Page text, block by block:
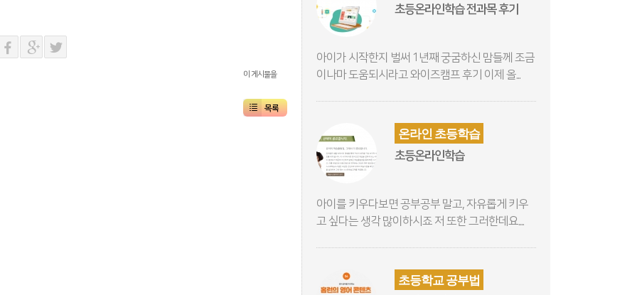
이 게시물을
목록
초등온라인학습 전과목 후기
아이가 시작한지 벌써 1년째 궁굼하신 맘들께 조금
이나마 도움되시라고 와이즈캠프 후기 이제 올...
온라인 초등학습
초등온라인학습
아이를 키우다보면 공부공부 말고, 자유롭게 키우
고 싶다는 생각 많이하시죠 저 또한 그러한데요....
초등학교 공부법